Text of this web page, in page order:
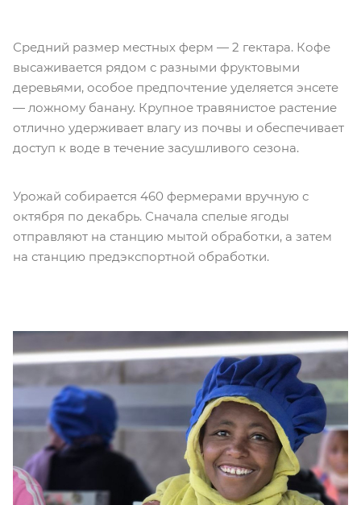
Средний размер местных ферм — 2 гектара. Кофе
высаживается рядом с разными фруктовыми
деревьями, особое предпочтение уделяется энсете
— ложному банану. Крупное травянистое растение
отлично удерживает влагу из почвы и обеспечивает
доступ к воде в течение засушливого сезона.
Урожай собирается 460 фермерами вручную с
октября по декабрь. Сначала спелые ягоды
отправляют на станцию мытой обработки, а затем
на станцию предэкспортной обработки.